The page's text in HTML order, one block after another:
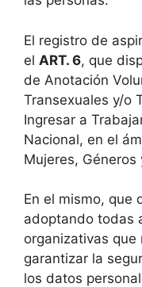
El registro de
el ART. 6, que
de Anotación
Transexuales y/o
Ingresar a
Nacional, en el
Mujeres, Géneros
En el mismo, que
adoptando todas
organizativas que
garantizar la
los datos